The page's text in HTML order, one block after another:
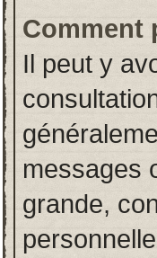
Comment
Il peut y
messages
grande,